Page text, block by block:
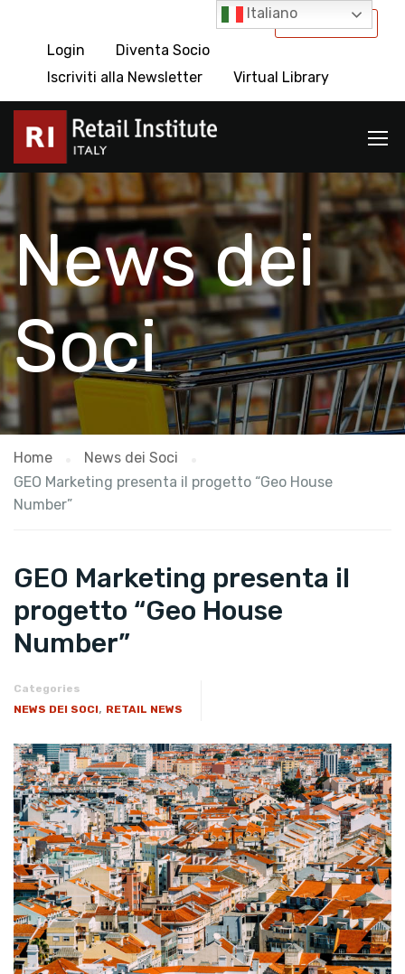
International
Login
Diventa Socio
Iscriviti alla Newsletter
Virtual Library
News dei
Soci
Home
News dei Soci
GEO Marketing presenta il progetto “Geo House
Number”
GEO Marketing presenta il
progetto “Geo House
Number”
Categories
NEWS DEI SOCI, RETAIL NEWS
Italiano